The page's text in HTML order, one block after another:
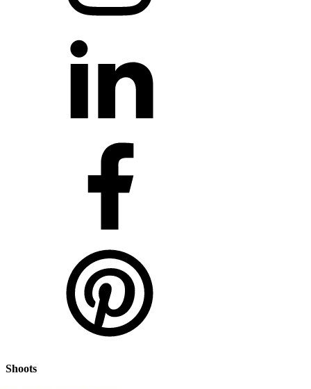
Shoots